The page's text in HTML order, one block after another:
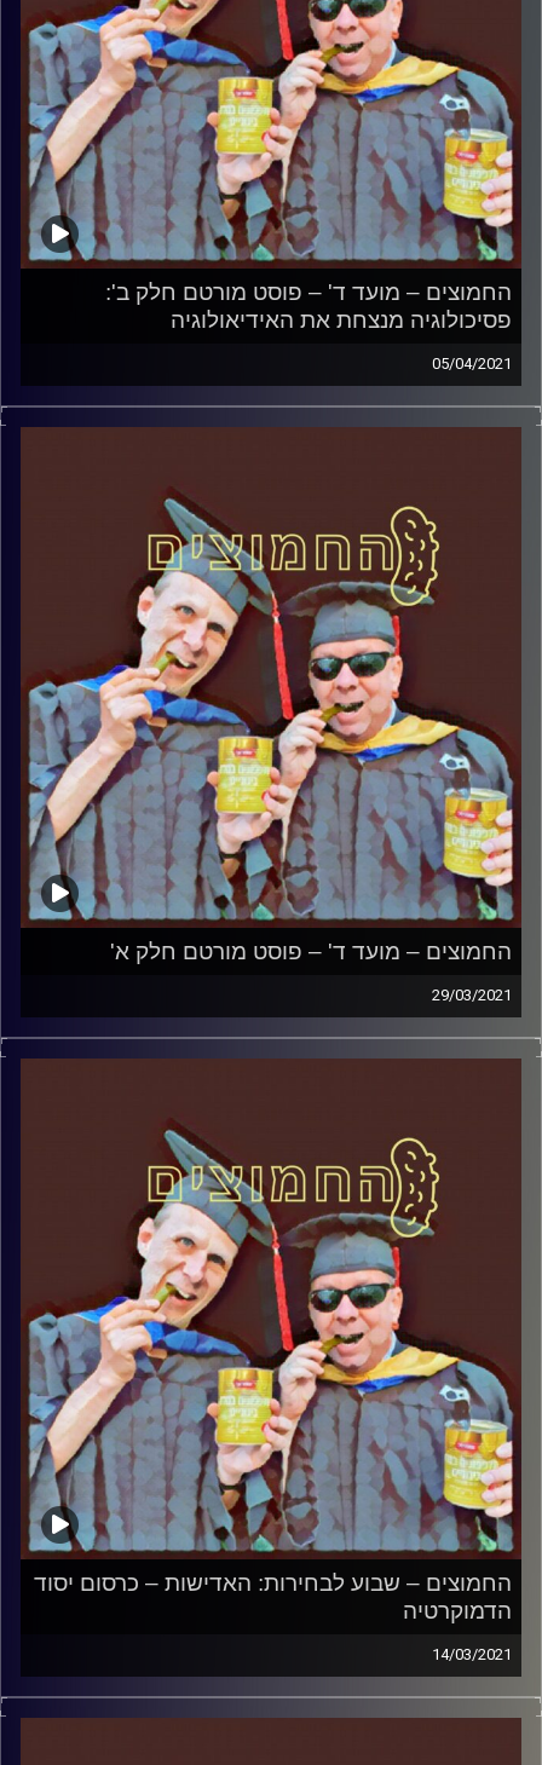
קרדיט תמונות:AudioVersity
החמוצים – מועד ד' – פוסט מורטם חלק ב':
פסיכולוגיה מנצחת את האידיאולוגיה
05/04/2021
החמוצים – בפעם הרביעית
עם פרופסור בועז בן-דוד ופרופסור גלעד
הירשברגר
והפעם:מועד ד' – פוסט מורטם חלק ב':
פסיכולוגיה מנצחת את האידיאולוגיה
קרדיט תמונות:AudioVersity
החמוצים – מועד ד' – פוסט מורטם חלק א'
29/03/2021
החמוצים – בפעם הרביעית
עם פרופסור בועז בן-דוד ופרופסור גלעד
הירשברגר
והפעם: מועד ד' – פוסט מורטם חלק א
קרדיט תמונות:AudioVersity
החמוצים – שבוע לבחירות: האדישות – כרסום יסוד
הדמוקרטיה
14/03/2021
החמוצים – בפעם הרביעית